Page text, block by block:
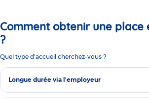
Comment obtenir une place
?
Quel type d'accueil cherchez-vous ?
Longue durée via l'employeur